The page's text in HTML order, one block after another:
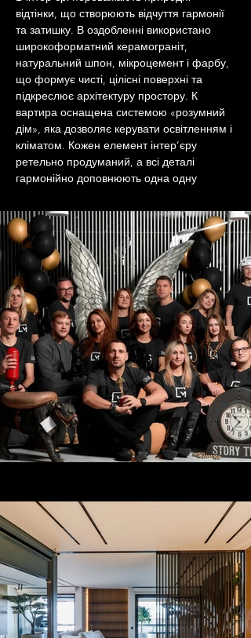
відтінки, що створюють відчуття гармонії
та затишку. В оздобленні використано
широкоформатний керамограніт,
натуральний шпон, мікроцемент і фарбу,
що формує чисті, цілісні поверхні та
підкреслює архітектуру простору. К
вартира оснащена системою «розумний
дім», яка дозволяє керувати освітленням і
кліматом. Кожен елемент інтер’єру
ретельно продуманий, а всі деталі
гармонійно доповнюють одна одну